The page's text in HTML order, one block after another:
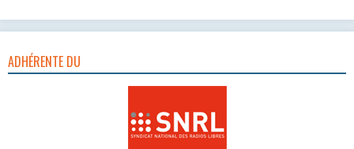
ADHÉRENTE DU